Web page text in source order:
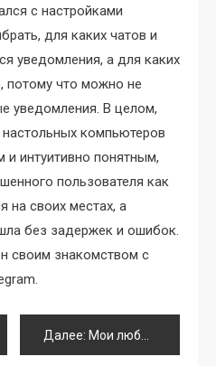
с настройками
для каких чатов и
уведомления, а для каких
потому что можно не
уведомления. В целом,
компьютеров
и интуитивно понятным,
пользователя как
на своих местах, а
без задержек и ошибок.
своим знакомством с
опыт подключения камеры к
Далее: Мои любимые приложения для смартфона